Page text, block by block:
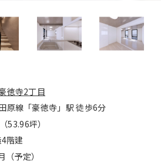
徳寺2丁目
原線「豪徳寺」駅 徒歩6分
53.96坪）
階建
予定）